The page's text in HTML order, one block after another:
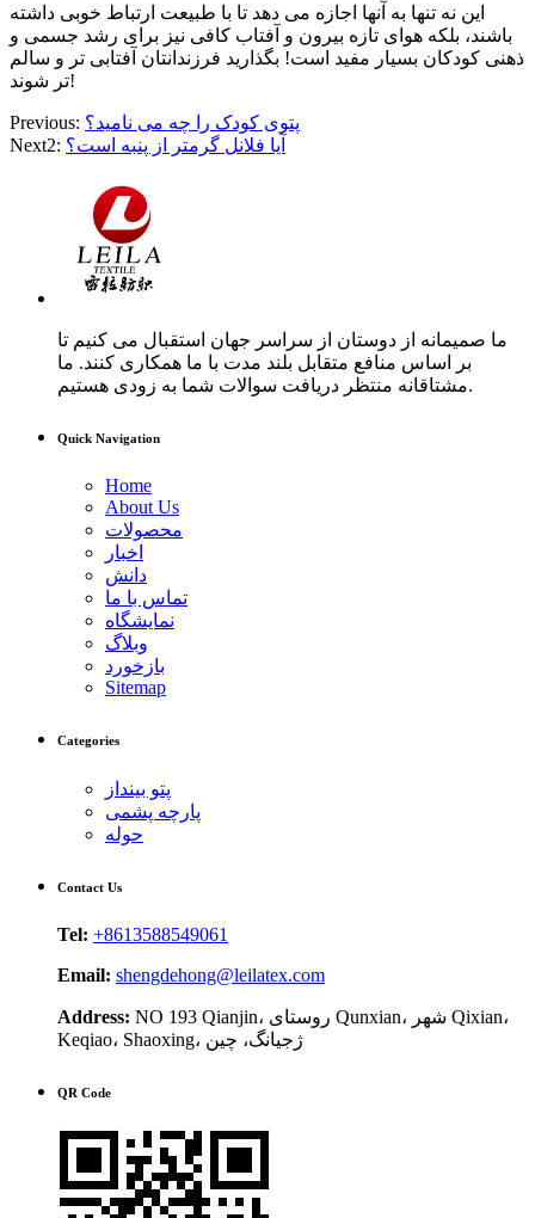
این نه تنها به آنها اجازه می دهد تا با طبیعت ارتباط خوبی داشته
باشند، بلکه هوای تازه بیرون و آفتاب کافی نیز برای رشد جسمی و
ذهنی کودکان بسیار مفید است! بگذارید فرزندانتان آفتابی تر و سالم
تر شوند!
Previous: پتوی کودک را چه می نامید؟
Next2: آیا فلانل گرمتر از پنبه است؟
ما صمیمانه از دوستان از سراسر جهان استقبال می کنیم تا
بر اساس منافع متقابل بلند مدت با ما همکاری کنند. ما
مشتاقانه منتظر دریافت سوالات شما به زودی هستیم.
Quick Navigation
Home
About Us
محصولات
اخبار
دانش
تماس با ما
نمایشگاه
وبلاگ
بازخورد
Sitemap
Categories
پتو بینداز
پارچه پشمی
حوله
Contact Us
Tel: +8613588549061
Email: shengdehong@leilatex.com
Address: NO 193 Qianjin، روستای Qunxian، شهر Qixian،
Keqiao، Shaoxing، ژجیانگ، چین
QR Code